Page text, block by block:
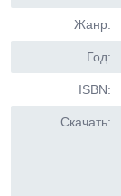
Жанр:
Год:
ISBN:
Скачать: